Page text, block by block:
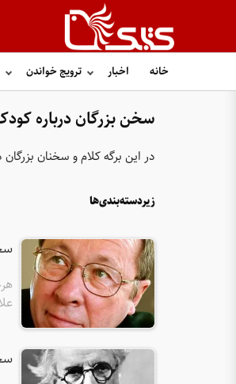
خانه اخبار ترویج خواندن
سخن بزرگان درباره
در این برگه کلام و سخنان
زیردسته‌بندی‌ها